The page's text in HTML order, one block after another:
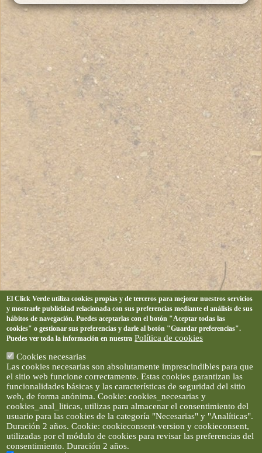
El Click Verde utiliza cookies propias y de terceros para mejorar nuestros servicios
y mostrarle publicidad relacionada con sus preferencias mediante el análisis de sus
hábitos de navegación. Puedes aceptarlas con el botón "Aceptar todas las
cookies" o gestionar sus preferencias y darle al botón "Guardar preferencias".
Puedes ver toda la información en nuestra Política de cookies
Cookies necesarias
Las cookies necesarias son absolutamente imprescindibles para que
el sitio web funcione correctamente. Estas cookies garantizan las
funcionalidades básicas y las características de seguridad del sitio
web, de forma anónima. Cookie: cookies_necesarias y
cookies_anal_liticas, utilizas para almacenar el consentimiento del
usuario para las cookies de la categoría "Necesarias" y "Analíticas".
Duración 2 años. Cookie: cookieconsent-version y cookieconsent,
utilizadas por el módulo de cookies para revisar las preferencias del
consentimiento. Duración 2 años.